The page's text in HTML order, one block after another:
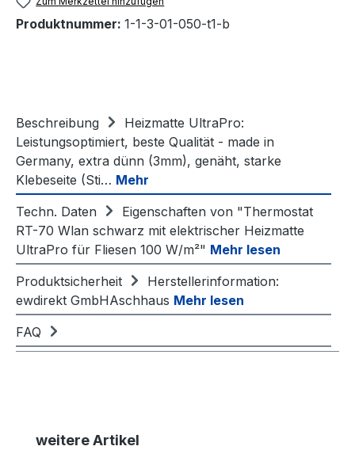
Produktnummer: 1-1-3-01-050-t1-b
Beschreibung
Heizmatte UltraPro:
Leistungsoptimiert, beste Qualität - made in
Germany, extra dünn (3mm), genäht, starke
Klebeseite (Sti… Mehr
Techn. Daten
Eigenschaften von "Thermostat
RT-70 Wlan schwarz mit elektrischer Heizmatte
UltraPro für Fliesen 100 W/m²" Mehr lesen
Produktsicherheit
Herstellerinformation:
ewdirekt GmbHAschhaus Mehr lesen
FAQ
Produktgalerie überspringen
weitere Artikel